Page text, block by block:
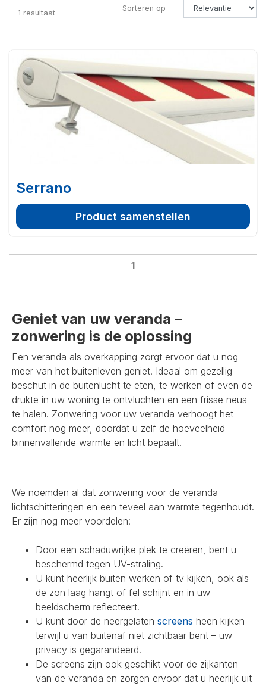
1 resultaat Sorteren op
Serrano
Product samenstellen
1
Geniet van uw veranda –
zonwering is de oplossing
Een veranda als overkapping zorgt ervoor dat u nog
meer van het buitenleven geniet. Ideaal om gezellig
beschut in de buitenlucht te eten, te werken of even de
drukte in uw woning te ontvluchten en een frisse neus
te halen. Zonwering voor uw veranda verhoogt het
comfort nog meer, doordat u zelf de hoeveelheid
binnenvallende warmte en licht bepaalt.
We noemden al dat zonwering voor de veranda
lichtschitteringen en een teveel aan warmte tegenhoudt.
Er zijn nog meer voordelen:
Door een schaduwrijke plek te creëren, bent u
beschermd tegen UV-straling.
U kunt heerlijk buiten werken of tv kijken, ook als
de zon laag hangt of fel schijnt en in uw
beeldscherm reflecteert.
U kunt door de neergelaten screens heen kijken
terwijl u van buitenaf niet zichtbaar bent – uw
privacy is gegarandeerd.
De screens zijn ook geschikt voor de zijkanten
van de veranda en zorgen ervoor dat u heerlijk uit